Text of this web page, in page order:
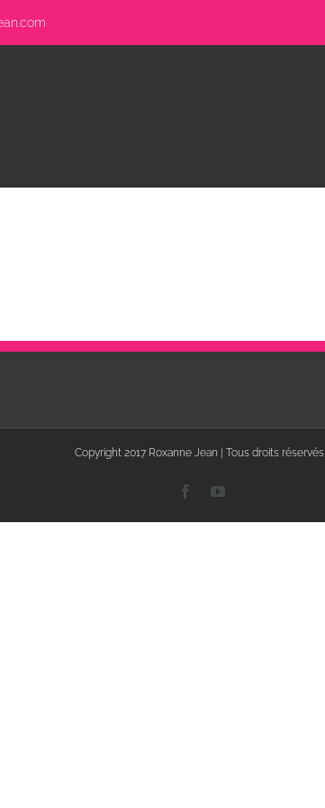
Copyright 2017 Roxanne Jean | Tous droits réservés |
FacebookYouTube